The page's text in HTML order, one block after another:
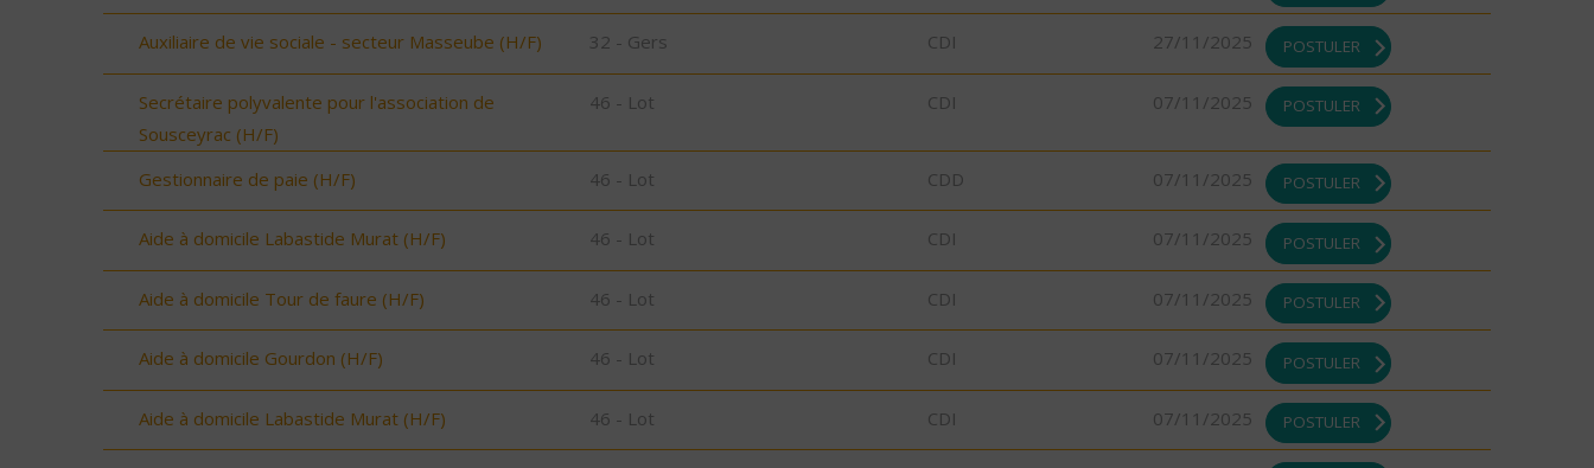
Auxiliaire de vie sociale - secteur Masseube (H/F) 32 - Gers CDI 27/11/2025 POSTULER
Secrétaire polyvalente pour l'association de
Sousceyrac (H/F)
46 - Lot CDI 07/11/2025 POSTULER
Gestionnaire de paie (H/F) 46 - Lot CDD 07/11/2025 POSTULER
Aide à domicile Labastide Murat (H/F) 46 - Lot CDI 07/11/2025 POSTULER
Aide à domicile Tour de faure (H/F) 46 - Lot CDI 07/11/2025 POSTULER
Aide à domicile Gourdon (H/F) 46 - Lot CDI 07/11/2025 POSTULER
Aide à domicile Labastide Murat (H/F) 46 - Lot CDI 07/11/2025 POSTULER